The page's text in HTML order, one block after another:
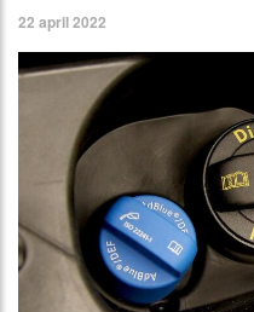
22 april 2022